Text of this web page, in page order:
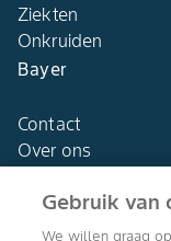
Ziekten
Onkruiden
Bayer
Contact
Over ons
Gebruik van
We willen graag